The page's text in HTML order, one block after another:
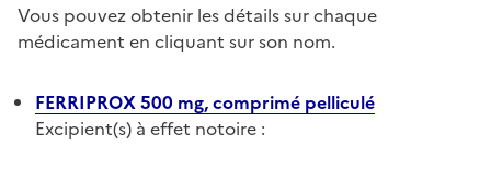
Vous pouvez obtenir les détails sur chaque
médicament en cliquant sur son nom.
FERRIPROX 500 mg, comprimé pelliculé
Excipient(s) à effet notoire :